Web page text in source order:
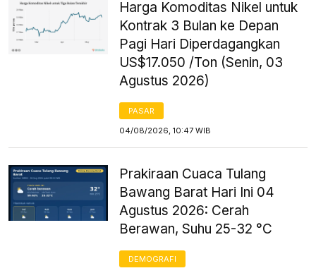
Harga Komoditas Nikel untuk
Kontrak 3 Bulan ke Depan
Pagi Hari Diperdagangkan
US$17.050 /Ton (Senin, 03
Agustus 2026)
PASAR
04/08/2026, 10:47 WIB
Prakiraan Cuaca Tulang
Bawang Barat Hari Ini 04
Agustus 2026: Cerah
Berawan, Suhu 25-32 °C
DEMOGRAFI